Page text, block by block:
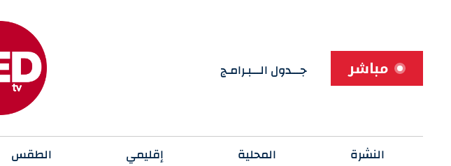
مباشر جـــدول الـــبـرامـج
النشرة المحلية إقليمي الطقس